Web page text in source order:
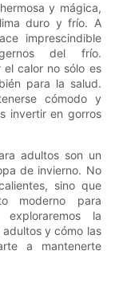
y mágica,
duro y frío. A
imprescindible
del frío.
el calor no sólo es
para la salud.
cómodo y
invertir en gorros
adultos son un
de invierno. No
sino que
moderno para
la
y cómo las
a mantenerte